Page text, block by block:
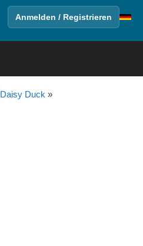
Anmelden / Registrieren
Daisy Duck »